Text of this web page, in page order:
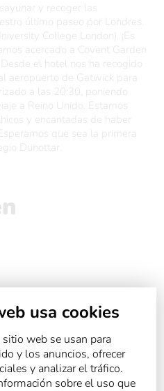
y recoger las
último paseo por Londres.
College London). ¡Es
acercado a Covent Garden
el hotel nos ha recogido
aeropuerto de Gatwick para
a las 20:30, poniendo
a Reino Unido. Estamos
y encantadas de haber
que sea la primera
Dunottar.
usa cookies
web se usan para
y los anuncios, ofrecer
y analizar el tráfico.
sobre el uso que